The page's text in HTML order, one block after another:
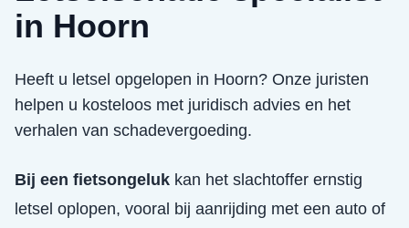
in Hoorn
Heeft u letsel opgelopen in Hoorn? Onze juristen
helpen u kosteloos met juridisch advies en het
verhalen van schadevergoeding.
Bij een fietsongeluk kan het slachtoffer ernstig
letsel oplopen, vooral bij aanrijding met een auto of